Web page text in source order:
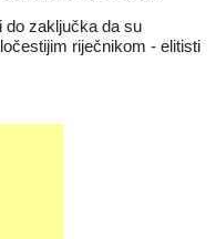
do zaključka da su
riječnikom - elitisti